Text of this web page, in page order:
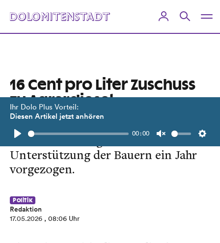
Ihr Dolo Plus Vorteil:
Diesen Artikel jetzt anhören
Play
00:00
Unmute
16 Cent pro Liter Zuschuss
zu Agrardiesel
Budgetposten von 100 Millionen
Euro. Auszahlung wird zur
Unterstützung der Bauern ein Jahr
vorgezogen.
Politik
Redaktion
17.05.2026 , 08:06 Uhr